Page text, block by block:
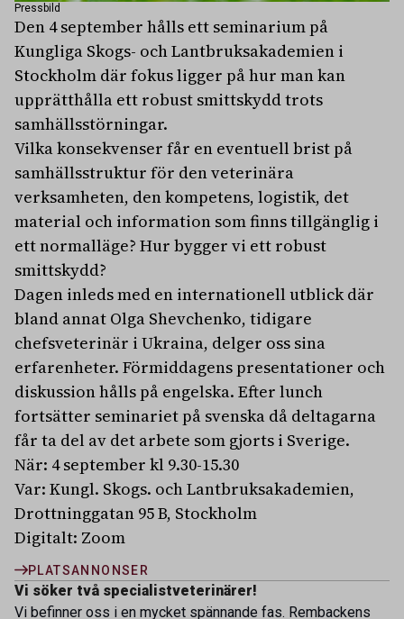
Pressbild
Den 4 september hålls ett seminarium på
Kungliga Skogs- och Lantbruksakademien i
Stockholm där fokus ligger på hur man kan
upprätthålla ett robust smittskydd trots
samhällsstörningar.
Vilka konsekvenser får en eventuell brist på
samhällsstruktur för den veterinära
verksamheten, den kompetens, logistik, det
material och information som finns tillgänglig i
ett normalläge? Hur bygger vi ett robust
smittskydd?
Dagen inleds med en internationell utblick där
bland annat Olga Shevchenko, tidigare
chefsveterinär i Ukraina, delger oss sina
erfarenheter. Förmiddagens presentationer och
diskussion hålls på engelska. Efter lunch
fortsätter seminariet på svenska då deltagarna
får ta del av det arbete som gjorts i Sverige.
När: 4 september kl 9.30-15.30
Var: Kungl. Skogs. och Lantbruksakademien,
Drottninggatan 95 B, Stockholm
Digitalt: Zoom
PLATSANNONSER
Vi söker två specialistveterinärer!
Vi befinner oss i en mycket spännande fas. Rembackens